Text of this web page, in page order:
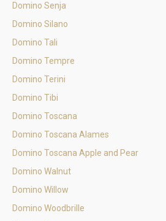
Domino Senja
Domino Silano
Domino Tali
Domino Tempre
Domino Terini
Domino Tibi
Domino Toscana
Domino Toscana Alames
Domino Toscana Apple and Pear
Domino Walnut
Domino Willow
Domino Woodbrille